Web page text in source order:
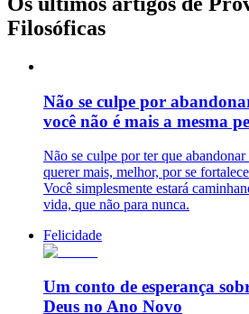
Filosóficas
Não se culpe por
você não é mais a mesma
Não se culpe por ter que
querer mais, melhor, por se
Você simplesmente estará
vida, que não para nunca.
Felicidade
Um conto de esperança
Deus no Ano Novo